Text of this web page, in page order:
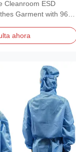
Cleanroom ESD
Garment with 96%
ahora